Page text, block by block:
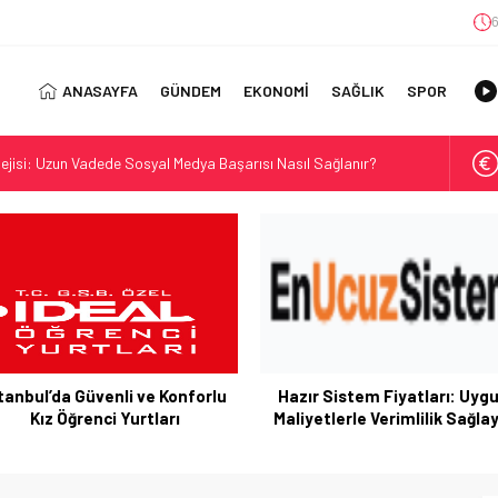
ANASAYFA GÜNDEM EKONOMİ SAĞLIK SPOR
Uzun Vadede Sosyal Medya Başarısı Nasıl Sağlanır?
Discover the Convenience of Istanbul Transfer Services
Kız Öğrenci Yurtları
Maliyetlerle Verimlilik Sağlayın
Your Canada Immigration Guide Awaits
Diş Tedavisinin Yeni Yüzü
Dünyada Öne Çıkan Bir İsim
Alanları
Bulunur?: Telegram’da Grup Bulma Deneyimini Sadeleştirin
Güvenli ve Konforlu
Kız Öğrenci Yurtları
Hazır Sistem Fiyatları:
Maliyetlerle Verimlilik